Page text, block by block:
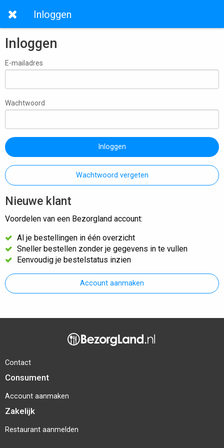
Inloggen
Inloggen
E-mailadres
Wachtwoord
Inloggen
Wachtwoord vergeten
Nieuwe klant
Voordelen van een Bezorgland account:
Al je bestellingen in één overzicht
Sneller bestellen zonder je gegevens in te vullen
Eenvoudig je bestelstatus inzien
Account aanmaken
Contact
Consument
Account aanmaken
Zakelijk
Restaurant aanmelden